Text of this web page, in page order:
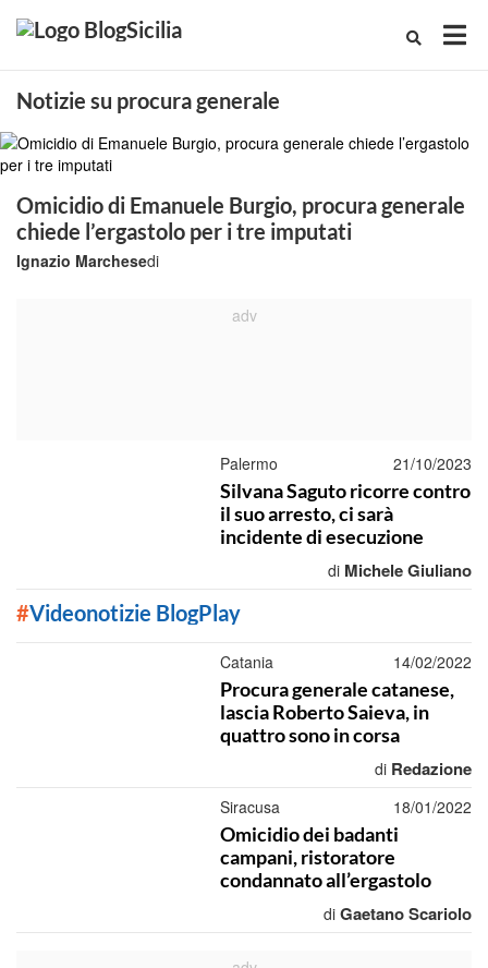
Notizie su procura generale
Omicidio di Emanuele Burgio, procura generale
chiede l’ergastolo per i tre imputati
di
Ignazio Marchese
Palermo 21/10/2023
Silvana Saguto ricorre contro
il suo arresto, ci sarà
incidente di esecuzione
di Michele Giuliano
#Videonotizie BlogPlay
Catania 14/02/2022
Procura generale catanese,
lascia Roberto Saieva, in
quattro sono in corsa
di Redazione
Siracusa 18/01/2022
Omicidio dei badanti
campani, ristoratore
condannato all’ergastolo
di Gaetano Scariolo